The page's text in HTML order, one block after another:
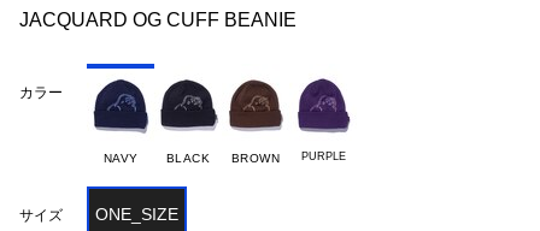
JACQUARD OG CUFF BEANIE
カラー
NAVY BLACK BROWN PURPLE
サイズ ONE_SIZE